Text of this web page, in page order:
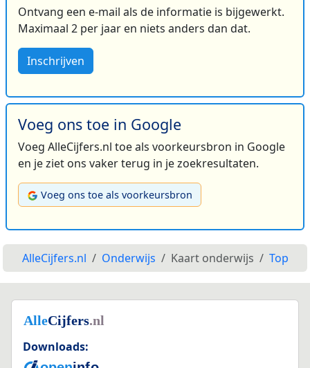
Ontvang een e-mail als de informatie is bijgewerkt.
Maximaal 2 per jaar en niets anders dan dat.
Inschrijven
Voeg ons toe in Google
Voeg AlleCijfers.nl toe als voorkeursbron in Google
en je ziet ons vaker terug in je zoekresultaten.
Voeg ons toe als voorkeursbron
AlleCijfers.nl Onderwijs Kaart onderwijs Top
Downloads: